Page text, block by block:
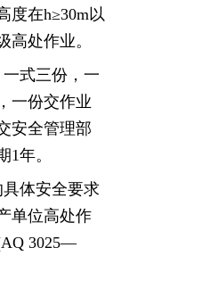
度在h≥30m以
高处作业。
式三份，一
一份交作业
安全管理部
1年。
体安全要求
单位高处作
3025—